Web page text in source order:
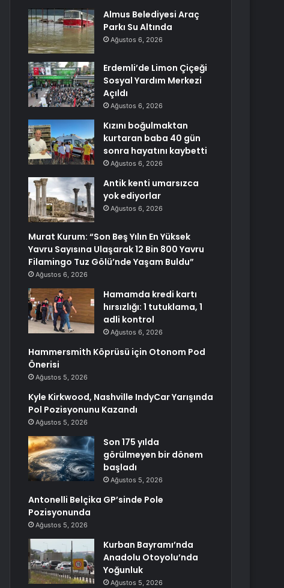
Almus Belediyesi Araç
Parkı Su Altında
Ağustos 6, 2026
Erdemli’de Limon Çiçeği
Sosyal Yardım Merkezi
Açıldı
Ağustos 6, 2026
Kızını boğulmaktan
kurtaran baba 40 gün
sonra hayatını kaybetti
Ağustos 6, 2026
Antik kenti umarsızca
yok ediyorlar
Ağustos 6, 2026
Murat Kurum: “Son Beş Yılın En Yüksek
Yavru Sayısına Ulaşarak 12 Bin 800 Yavru
Filamingo Tuz Gölü’nde Yaşam Buldu”
Ağustos 6, 2026
Hamamda kredi kartı
hırsızlığı: 1 tutuklama, 1
adli kontrol
Ağustos 6, 2026
Hammersmith Köprüsü için Otonom Pod
Önerisi
Ağustos 5, 2026
Kyle Kirkwood, Nashville IndyCar Yarışında
Pol Pozisyonunu Kazandı
Ağustos 5, 2026
Son 175 yılda
görülmeyen bir dönem
başladı
Ağustos 5, 2026
Antonelli Belçika GP’sinde Pole
Pozisyonunda
Ağustos 5, 2026
Kurban Bayramı’nda
Anadolu Otoyolu’nda
Yoğunluk
Ağustos 5, 2026